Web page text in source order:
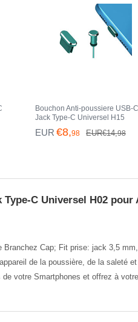
Bouchon Anti-poussiere USB-C
Jack Type-C Universel H15
pour Apple iPhone 15 Pro Vert
EUR €8,98 EUR€14,98
C Universel H02 pour
Branchez Cap; Fit prise: jack 3,5
de la poussière, de la saleté
votre Smartphones et offrez à